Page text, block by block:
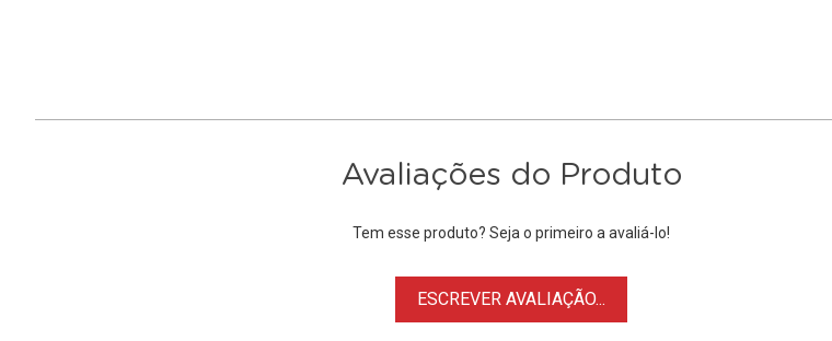
Avaliações do Produto
Tem esse produto? Seja o primeiro a avaliá-lo!
ESCREVER AVALIAÇÃO...